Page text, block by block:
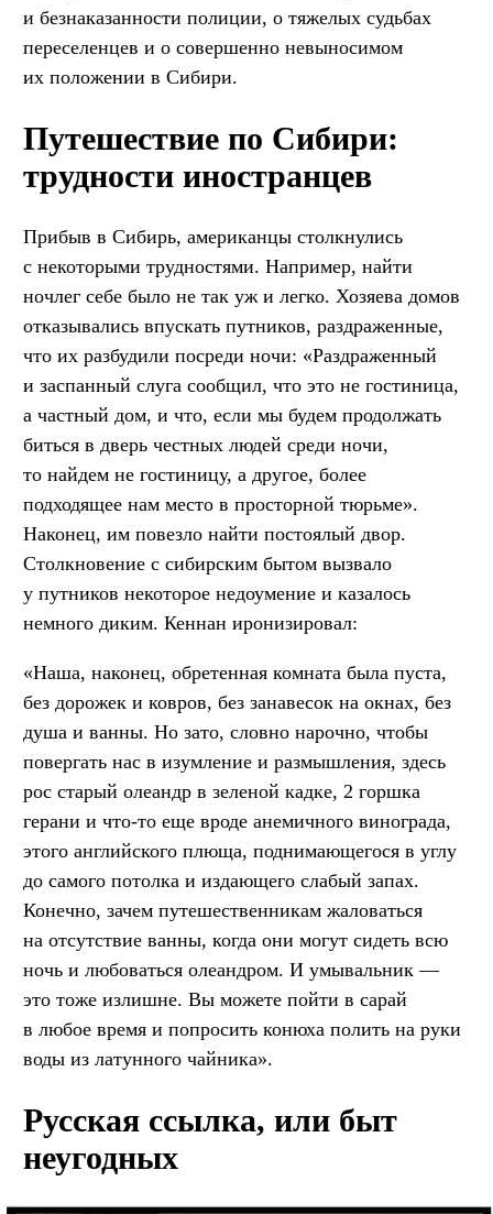
и безнаказанности полиции, о тяжелых судьбах
переселенцев и о совершенно невыносимом
их положении в Сибири.
Путешествие по Сибири:
трудности иностранцев
Прибыв в Сибирь, американцы столкнулись
с некоторыми трудностями. Например, найти
ночлег себе было не так уж и легко. Хозяева домов
отказывались впускать путников, раздраженные,
что их разбудили посреди ночи: «Раздраженный
и заспанный слуга сообщил, что это не гостиница,
а частный дом, и что, если мы будем продолжать
биться в дверь честных людей среди ночи,
то найдем не гостиницу, а другое, более
подходящее нам место в просторной тюрьме».
Наконец, им повезло найти постоялый двор.
Столкновение с сибирским бытом вызвало
у путников некоторое недоумение и казалось
немного диким. Кеннан иронизировал:
«Наша, наконец, обретенная комната была пуста,
без дорожек и ковров, без занавесок на окнах, без
душа и ванны. Но зато, словно нарочно, чтобы
повергать нас в изумление и размышления, здесь
рос старый олеандр в зеленой кадке, 2 горшка
герани и что-то еще вроде анемичного винограда,
этого английского плюща, поднимающегося в углу
до самого потолка и издающего слабый запах.
Конечно, зачем путешественникам жаловаться
на отсутствие ванны, когда они могут сидеть всю
ночь и любоваться олеандром. И умывальник —
это тоже излишне. Вы можете пойти в сарай
в любое время и попросить конюха полить на руки
воды из латунного чайника».
Русская ссылка, или быт
неугодных